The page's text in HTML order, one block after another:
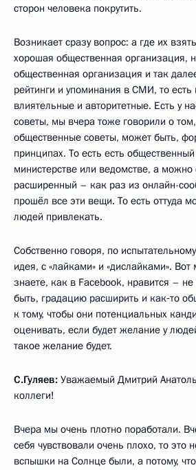
сторон человека покрутить.
Возникает сразу вопрос: а где их
хорошая общественная организация,
общественная организация и так
рейтинги и упоминания в СМИ, то есть
влиятельные и авторитетные. Есть у
советы, мы вчера тоже говорили о
общественные советы, может быть,
принципах. То есть есть
министерстве или ведомстве, а
расширенный – как раз из онлайн-
прошёл все эти вещи. То есть оттуда
людей привлекать.
Собственно говоря, по
идея, с «лайками» и «дислайками».
знаете, как в Facebook, нравится –
быть, градацию расширить и как‑то
к тому, чтобы они потенциальных
оценивать, если будет желание у
такое желание будет.
С.Гуляев: Уважаемый Дмитрий
коллеги!
Вчера мы очень плотно поработали.
себя чувствовали очень плохо, то это
вспышки на Солнце были, а потому,